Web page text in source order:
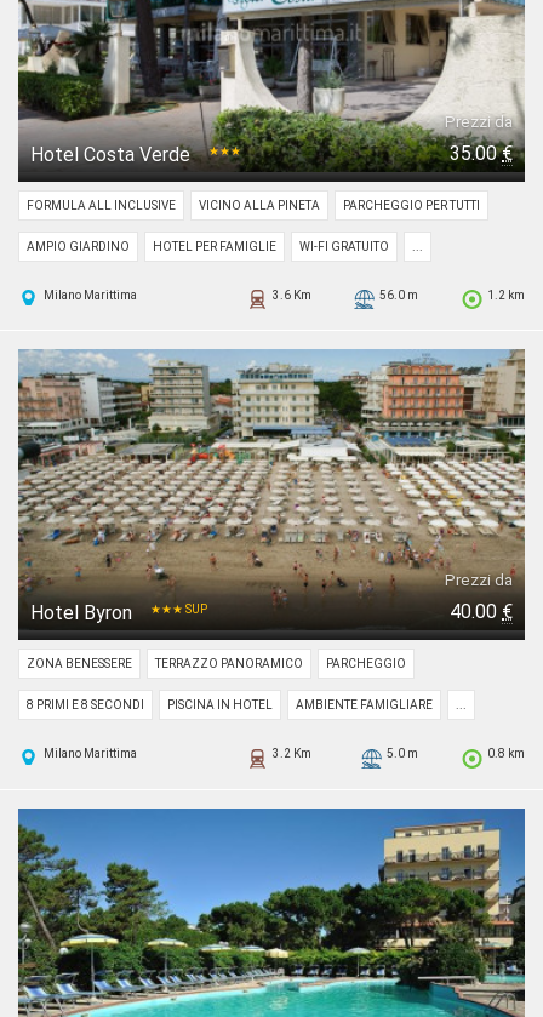
Hotel Costa Verde ★★★
Prezzi da
35.00€
FORMULA ALL INCLUSIVE VICINO ALLA PINETA PARCHEGGIO PER TUTTI
AMPIO GIARDINO HOTEL PER FAMIGLIE WI-FI GRATUITO
Milano Marittima 1.2 km
56.0 m
3.6 Km
Hotel Byron ★★★ SUP
Prezzi da
40.00 €
ZONA BENESSERE TERRAZZO PANORAMICO PARCHEGGIO
8 PRIMI E 8 SECONDI PISCINA IN HOTEL AMBIENTE FAMIGLIARE
Milano Marittima 0.8 km
5.0 m
3.2 Km